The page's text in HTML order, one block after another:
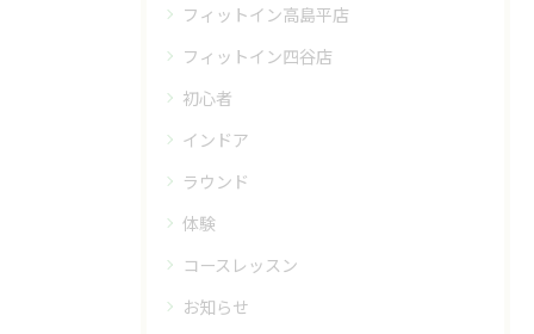
フィットイン高島平店
フィットイン四谷店
初心者
インドア
ラウンド
体験
コースレッスン
お知らせ